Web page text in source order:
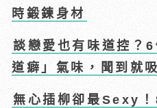
時鍛鍊身材
談戀愛也有味道控？
道癖」氣味，聞到就
無心插柳卻最Sexy